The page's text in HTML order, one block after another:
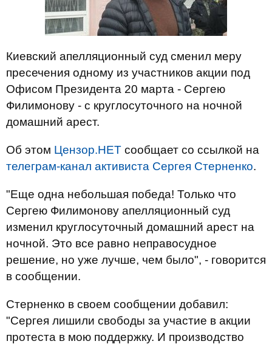
Киевский апелляционный суд сменил меру
пресечения одному из участников акции под
Офисом Президента 20 марта - Сергею
Филимонову - с круглосуточного на ночной
домашний арест.
Об этом Цензор.НЕТ сообщает со ссылкой на
телеграм-канал активиста Сергея Стерненко.
"Еще одна небольшая победа! Только что
Сергею Филимонову апелляционный суд
изменил круглосуточный домашний арест на
ночной. Это все равно неправосудное
решение, но уже лучше, чем было", - говорится
в сообщении.
Стерненко в своем сообщении добавил:
"Сергея лишили свободы за участие в акции
протеста в мою поддержку. И производство